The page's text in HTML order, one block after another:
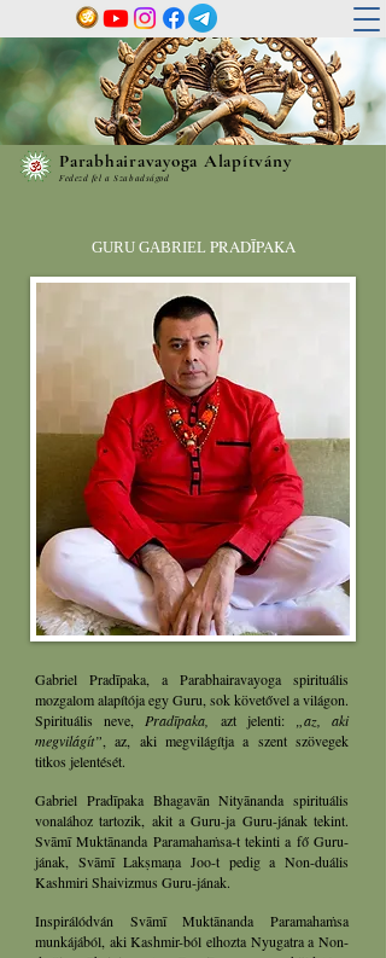
Parabhairavayoga Alapítvány
Fedezd fel a Szabadságod
GURU GABRIEL PRADĪPAKA
Gabriel Pradīpaka, a Parabhairavayoga spirituális
mozgalom alapítója egy Guru, sok követővel a világon.
Spirituális neve, Pradīpaka, azt jelenti:
„az, aki
megvilágít” , az, aki megvilágítja a szent szövegek
titkos jelentését.
Gabriel Pradīpaka Bhagavān Nityānanda spirituális
vonalához tartozik, akit a Guru-ja Guru-jának tekint.
Svāmī Muktānanda Paramahaṁsa-t tekinti a fő Guru-
jának, Svāmī Lakṣmaṇa Joo-t pedig a Non-duális
Kashmiri Shaivizmus Guru-jának.
Inspirálódván Svāmī Muktānanda Paramahaṁsa
munkájából, aki Kashmir-ból elhozta Nyugatra a Non-